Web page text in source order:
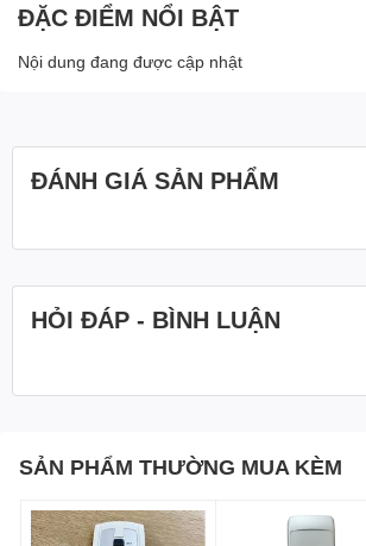
ĐẶC ĐIỂM NỔI BẬT
Nội dung đang được cập nhật
ĐÁNH GIÁ SẢN PHẨM
HỎI ĐÁP - BÌNH LUẬN
SẢN PHẨM THƯỜNG MUA KÈM